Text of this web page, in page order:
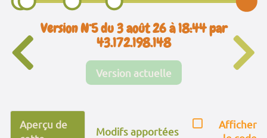
Version N°5 du 3 août 26 à 18:44 par
43.172.198.148
Version actuelle
Aperçu de
Modifs apportées
Afficher